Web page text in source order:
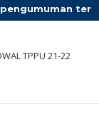
terbaru!
TPPU 21-22